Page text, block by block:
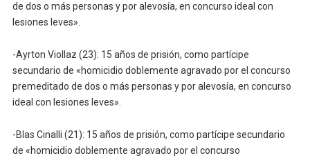
de dos o más personas y por alevosía, en concurso ideal con
lesiones leves».
-Ayrton Viollaz (23): 15 años de prisión, como partícipe
secundario de «homicidio doblemente agravado por el concurso
premeditado de dos o más personas y por alevosía, en concurso
ideal con lesiones leves».
-Blas Cinalli (21): 15 años de prisión, como partícipe secundario
de «homicidio doblemente agravado por el concurso